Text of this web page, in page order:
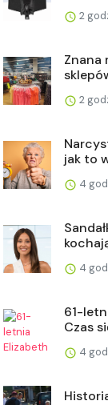
2
Znana
2
jak to
4
4
61-
Czas
4